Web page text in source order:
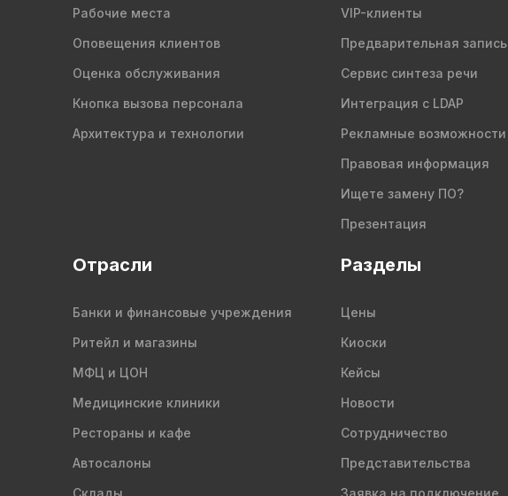
Рабочие места
Оповещения клиентов
Оценка обслуживания
Кнопка вызова персонала
Архитектура и технологии
VIP-клиенты
Предварительная запись
Сервис синтеза речи
Интеграция с LDAP
Рекламные возможности
Правовая информация
Ищете замену ПО?
Презентация
Отрасли
Банки и финансовые учреждения
Ритейл и магазины
МФЦ и ЦОН
Медицинские клиники
Рестораны и кафе
Автосалоны
Склады
Разделы
Цены
Киоски
Кейсы
Новости
Сотрудничество
Представительства
Заявка на подключение